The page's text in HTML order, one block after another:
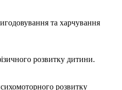
та харчування
розвитку дитини.
розвитку